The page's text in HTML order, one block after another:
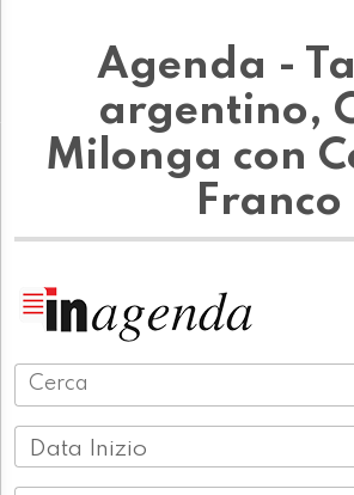
Agenda -
argentino,
Milonga con
Franco
Data Inizio